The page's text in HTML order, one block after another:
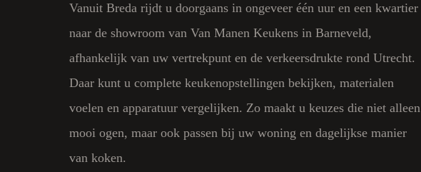
Vanuit Breda rijdt u doorgaans in ongeveer één uur en een kwartier
naar de showroom van Van Manen Keukens in Barneveld,
afhankelijk van uw vertrekpunt en de verkeersdrukte rond Utrecht.
Daar kunt u complete keukenopstellingen bekijken, materialen
voelen en apparatuur vergelijken. Zo maakt u keuzes die niet alleen
mooi ogen, maar ook passen bij uw woning en dagelijkse manier
van koken.